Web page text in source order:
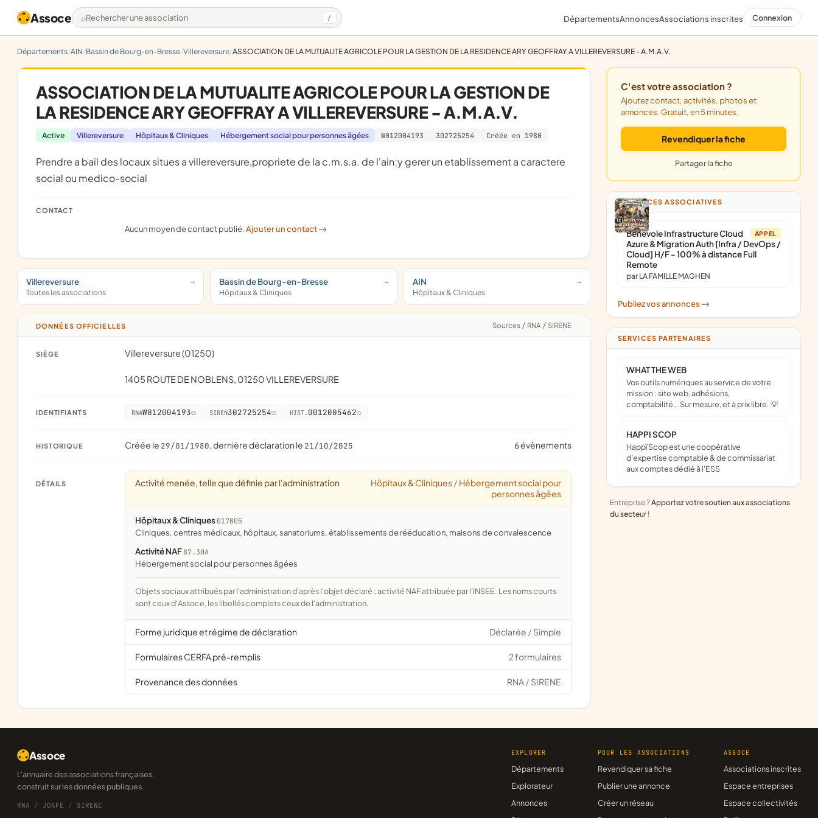
Assoce Rechercher une association / DépartementsAnnoncesAssociations inscrites Connexion
Départements AIN Bassin de Bourg-en-Bresse Villereversure ASSOCIATION DE LA MUTUALITE AGRICOLE POUR LA GESTION DE LA RESIDENCE ARY GEOFFRAY A VILLEREVERSURE - A.M.A.V.
ASSOCIATION DE LA MUTUALITE AGRICOLE POUR LA GESTION DE
LA RESIDENCE ARY GEOFFRAY A VILLEREVERSURE - A.M.A.V.
Active Villereversure Hôpitaux & Cliniques Hébergement social pour personnes âgées W012004193 302725254 Créée en 1980
prendre a bail des locaux situes a villereversure,propriete de la c.m.s.a. de l'ain;y gerer un etablissement a caractere
social ou medico-social
CONTACT
Aucun moyen de contact publié.Ajouter un contact ->
Villereversure
Toutes les associations
Bassin de Bourg-en-Bresse
Hôpitaux & Cliniques
AIN
Hôpitaux & Cliniques
DONNÉES OFFICIELLES Sources / RNA / SIRENE
SIÈGE Villereversure (01250)
1405 ROUTE DE NOBLENS, 01250 VILLEREVERSURE
IDENTIFIANTS RNAW012004193 SIREN302725254 HIST. 0012005462
HISTORIQUE Créée le 29/01/1980, dernière déclaration le 21/10/2025 6 évènements
DÉTAILS Activité menée, telle que définie par l'administration Hôpitaux & Cliniques / Hébergement social pour
personnes âgées
Hôpitaux & Cliniques 017005
cliniques, centres médicaux, hôpitaux, sanatoriums, établissements de rééducation, maisons de convalescence
Activité NAF 87.30A
Hébergement social pour personnes âgées
Objets sociaux attribués par l'administration d'après l'objet déclaré ; activité NAF attribuée par l'INSEE. Les noms courts
sont ceux d'Assoce, les libellés complets ceux de l'administration.
Forme juridique et régime de déclaration Déclarée / Simple
Formulaires CERFA pré-remplis 2 formulaires
Provenance des données RNA / SIRENE
C'est votre association ?
Ajoutez contact, activités, photos et
annonces. Gratuit, en 5 minutes.
Revendiquer la fiche
Partager la fiche
ANNONCES ASSOCIATIVES
APPEL
Bénévole Infrastructure Cloud
Azure & Migration Auth [Infra / DevOps /
Cloud] H/F - 100% à distance Full
Remote
par LA FAMILLE MAGHEN
Publiez vos annonces ->
SERVICES PARTENAIRES
WHAT THE WEB
Vos outils numériques au service de votre
mission : site web, adhésions,
comptabilité… Sur mesure, et à prix libre. 💡
HAPPI SCOP
Happï Scop est une coopérative
d’expertise comptable & de commissariat
aux comptes dédié à l'ESS
Entreprise ?Apportez votre soutien aux associations
du secteur !
Assoce
L'annuaire des associations françaises,
construit sur les données publiques.
RNA / JOAFE / SIRENE
EXPLORER
Départements
Explorateur
Annonces
POUR LES ASSOCIATIONS
Revendiquer sa fiche
Publier une annonce
Créer un réseau
ASSOCE
Associations inscrites
Espace entreprises
Espace collectivités